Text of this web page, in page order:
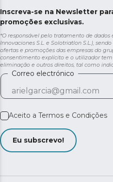
Inscreva-se na Newsletter
promoções exclusivas.
*O responsável pelo tratamento de dados
Innovaciones S.L. e Solotriatlon S.L.),
ofertas e promoções das empresas do
consentimento explícito e o utilizador tem
eliminação e outros direitos, tal como
Correo electrónico
Aceito a Termos e Condições
Eu subscrevo!